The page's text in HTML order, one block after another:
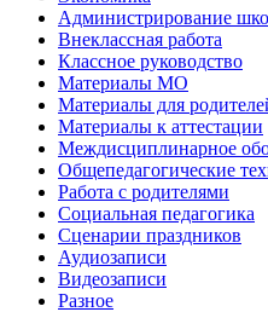
Администрирование
Внеклассная работа
Классное руководство
Материалы МО
Материалы для
Материалы к аттестации
Междисциплинарное
Общепедагогические
Работа с родителями
Социальная педагогика
Сценарии праздников
Аудиозаписи
Видеозаписи
Разное